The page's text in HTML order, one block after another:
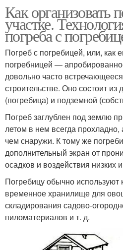
Как организовать
участке.
погреба с
Погреб с погребицей, или, как
погребницей —
довольно часто
строительстве. Оно состоит из
(погребица) и подземной
Погреб заглублен под землю
летом в нем всегда прохладно,
чем снаружи. К тому же
дополнительный экран от
осадков и воздействия низких
Погребицу обычно используют
временное хранилище для
складирования садово-
пиломатериалов и т. д.